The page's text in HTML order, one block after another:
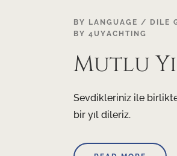
30
BY LANGUAGE / DILE
BY 4UYACHTING
Mutlu
Sevdikleriniz ile
bir yıl dileriz.